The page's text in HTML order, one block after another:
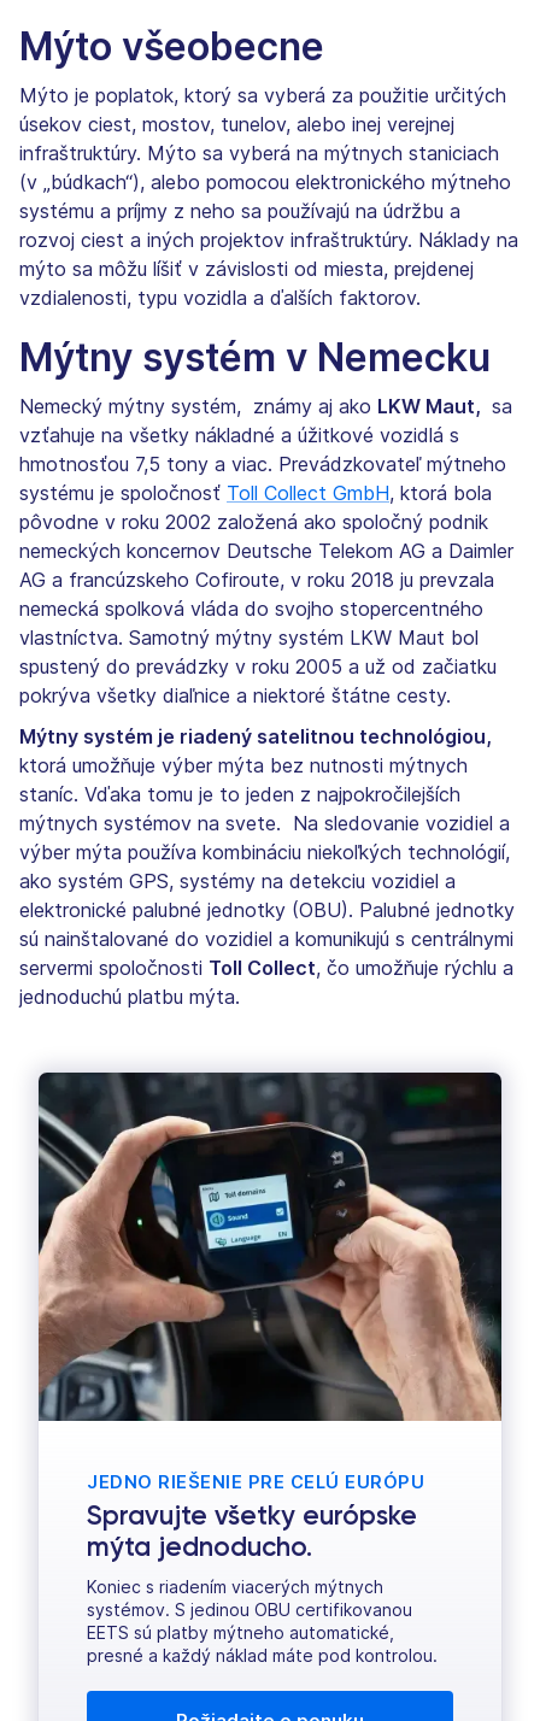
Mýto všeobecne
Mýto je poplatok, ktorý sa vyberá za použitie určitých
úsekov ciest, mostov, tunelov, alebo inej verejnej
infraštruktúry. Mýto sa vyberá na mýtnych staniciach
(v „búdkach“), alebo pomocou elektronického mýtneho
systému a príjmy z neho sa používajú na údržbu a
rozvoj ciest a iných projektov infraštruktúry. Náklady na
mýto sa môžu líšiť v závislosti od miesta, prejdenej
vzdialenosti, typu vozidla a ďalších faktorov.
Mýtny systém v Nemecku
Nemecký mýtny systém, známy aj ako LKW Maut, sa
vzťahuje na všetky nákladné a úžitkové vozidlá s
hmotnosťou 7,5 tony a viac. Prevádzkovateľ mýtneho
systému je spoločnosť Toll Collect GmbH, ktorá bola
pôvodne v roku 2002 založená ako spoločný podnik
nemeckých koncernov Deutsche Telekom AG a Daimler
AG a francúzskeho Cofiroute, v roku 2018 ju prevzala
nemecká spolková vláda do svojho stopercentného
vlastníctva. Samotný mýtny systém LKW Maut bol
spustený do prevádzky v roku 2005 a už od začiatku
pokrýva všetky diaľnice a niektoré štátne cesty.
Mýtny systém je riadený satelitnou technológiou,
ktorá umožňuje výber mýta bez nutnosti mýtnych
staníc. Vďaka tomu je to jeden z najpokročilejších
mýtnych systémov na svete. Na sledovanie vozidiel a
výber mýta používa kombináciu niekoľkých technológií,
ako systém GPS, systémy na detekciu vozidiel a
elektronické palubné jednotky (OBU). Palubné jednotky
sú nainštalované do vozidiel a komunikujú s centrálnymi
servermi spoločnosti Toll Collect, čo umožňuje rýchlu a
jednoduchú platbu mýta.
JEDNO RIEŠENIE PRE CELÚ EURÓPU
Spravujte všetky európske
mýta jednoducho.
Koniec s riadením viacerých mýtnych
systémov. S jedinou OBU certifikovanou
EETS sú platby mýtneho automatické,
presné a každý náklad máte pod kontrolou.